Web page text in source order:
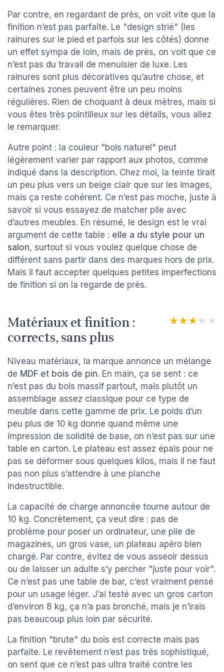
Par contre, en regardant de près, on voit vite que la
finition n’est pas parfaite. Le "design strié" (les
rainures sur le pied et parfois sur les côtés) donne
un effet sympa de loin, mais de près, on voit que ce
n’est pas du travail de menuisier de luxe. Les
rainures sont plus décoratives qu’autre chose, et
certaines zones peuvent être un peu moins
régulières. Rien de choquant à deux mètres, mais si
vous êtes très pointilleux sur les détails, vous allez
le remarquer.
Autre point : la couleur "bois naturel" peut
légèrement varier par rapport aux photos, comme
indiqué dans la description. Chez moi, la teinte tirait
un peu plus vers un beige clair que sur les images,
mais ça reste cohérent. Ce n’est pas moche, juste à
savoir si vous essayez de matcher pile avec
d’autres meubles. En résumé, le design est le vrai
argument de cette table : elle a du style pour un
salon, surtout si vous voulez quelque chose de
différent sans partir dans des marques hors de prix.
Mais il faut accepter quelques petites imperfections
de finition si on la regarde de près.
Matériaux et finition :
corrects, sans plus
★★★★★
★★★★★
Niveau matériaux, la marque annonce un mélange
de MDF et bois de pin. En main, ça se sent : ce
n’est pas du bois massif partout, mais plutôt un
assemblage assez classique pour ce type de
meuble dans cette gamme de prix. Le poids d’un
peu plus de 10 kg donne quand même une
impression de solidité de base, on n’est pas sur une
table en carton. Le plateau est assez épais pour ne
pas se déformer sous quelques kilos, mais il ne faut
pas non plus s’attendre à une planche
indestructible.
La capacité de charge annoncée tourne autour de
10 kg. Concrètement, ça veut dire : pas de
problème pour poser un ordinateur, une pile de
magazines, un gros vase, un plateau apéro bien
chargé. Par contre, évitez de vous asseoir dessus
ou de laisser un adulte s’y percher "juste pour voir".
Ce n’est pas une table de bar, c’est vraiment pensé
pour un usage léger. J’ai testé avec un gros carton
d’environ 8 kg, ça n’a pas bronché, mais je n’irais
pas beaucoup plus loin par sécurité.
La finition "brute" du bois est correcte mais pas
parfaite. Le revêtement n’est pas très sophistiqué,
on sent que ce n’est pas ultra traité contre les